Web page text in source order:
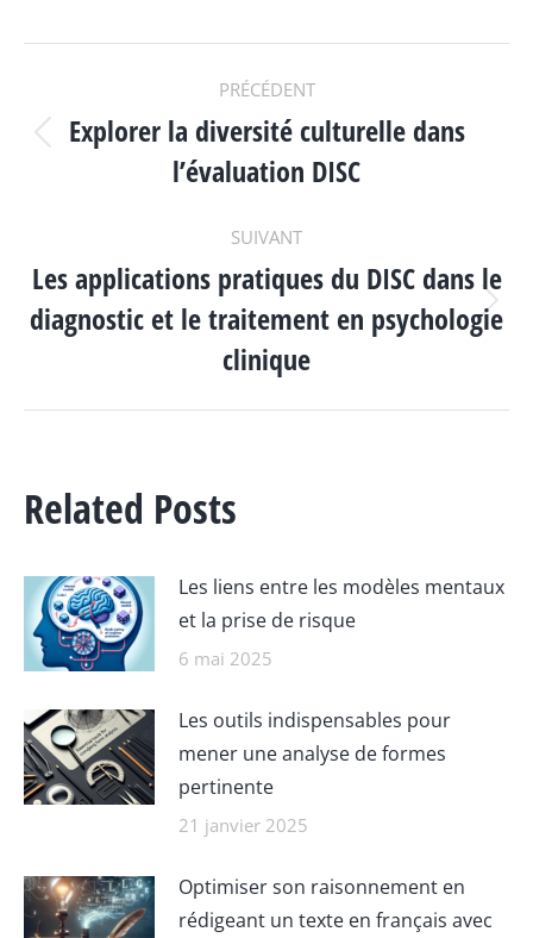
NAVIGATION
ARTICLE
PRÉCÉDENT
Article
précédent
Explorer la diversité culturelle dans
l’évaluation DISC
SUIVANT
Article
suivant
Les applications pratiques du DISC dans le
diagnostic et le traitement en psychologie
clinique
Related Posts
Les liens entre les modèles mentaux
et la prise de risque
6 mai 2025
Les outils indispensables pour
mener une analyse de formes
pertinente
21 janvier 2025
Optimiser son raisonnement en
rédigeant un texte en français avec